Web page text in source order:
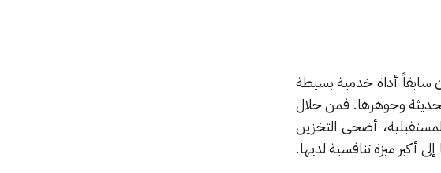
سابقاً أداة خدمية بسيطة
وجوهرها. فمن خلال
أضحى التخزين
أكبر ميزة تنافسية لديها.